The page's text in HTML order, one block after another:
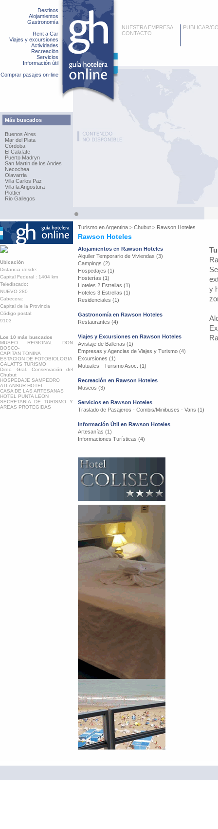
Destinos
Alojamientos
Gastronomía
Rent a Car
Viajes y excursiones
Actividades
Recreación
Servicios
Información útil
Comprar pasajes on-line
Más buscados
Buenos Aires
Mar del Plata
Córdoba
El Calafate
Puerto Madryn
San Martin de los Andes
Necochea
Olavarria
Villa Carlos Paz
Villa la Angostura
Plottier
Rio Gallegos
NUESTRA EMPRESA
CONTACTO
PUBLICAR/
Turismo enArgentina > Chubut > Rawson Hoteles
Rawson Hoteles
Ubicación
Distancia desde:
Capital Federal : 1404 km
Telediscado:
NUEVO 280
Cabecera:
Capital de la Provincia
Código postal:
9103
Los 10 más buscados
MUSEO REGIONAL DON
BOSCO-
CAPITAN TONINA
ESTACION DE FOTOBIOLOGIA
GALATTS TURISMO
Direc. Gral. Conservación del
Chubut
HOSPEDAJE SAMPEDRO
ATLANSUR HOTEL
CASA DE LAS ARTESANAS
HOTEL PUNTA LEON
SECRETARIA DE TURISMO Y
AREAS PROTEGIDAS
Alojamientos en Rawson Hoteles
Alquiler Temporario de Viviendas (3)
Campings (2)
Hospedajes (1)
Hosterías (1)
Hoteles 2 Estrellas (1)
Hoteles 3 Estrellas (1)
Residenciales (1)
Gastronomía en Rawson Hoteles
Restaurantes (4)
Viajes y Excursiones en Rawson Hoteles
Avistaje de Ballenas (1)
Empresas y Agencias de Viajes y Turismo (4)
Excursiones (1)
Mutuales - Turismo Asoc. (1)
Recreación en Rawson Hoteles
Museos (3)
Servicios en Rawson Hoteles
Traslado de Pasajeros - Combis/Minibuses - Vans (1)
Información Útil en Rawson Hoteles
Artesanías (1)
Informaciones Turísticas (4)
y